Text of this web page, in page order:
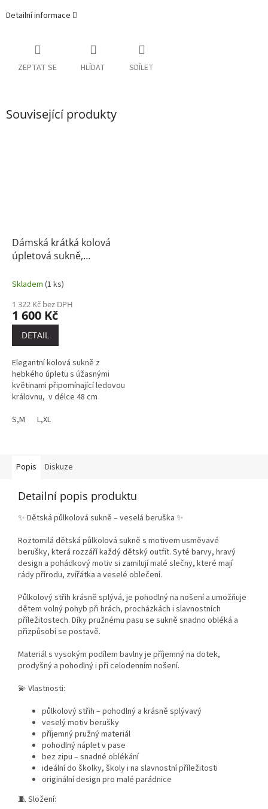
Detailní informace
ZEPTAT SE HLÍDAT SDÍLET
Související produkty
Dámská krátká kolová
úpletová sukně,
Skladem (1 ks)
1 322 Kč bez DPH
1 600 Kč
DETAIL
Elegantní kolová sukně z
hebkého úpletu s úžasnými
květinami připomínající ledovou
královnu, v délce 48 cm
S,M
L,XL
Popis Diskuze
Detailní popis produktu
✨ Dětská půlkolová sukně – veselá beruška ✨
Roztomilá dětská půlkolová sukně s motivem usměvavé
berušky, která rozzáří každý dětský outfit. Syté barvy, hravý
design a pohádkový motiv si zamilují malé slečny, které mají
rády přírodu, zvířátka a veselé oblečení.
Půlkolový střih krásně splývá, je pohodlný na nošení a umožňuje
dětem volný pohyb při hrách, procházkách i slavnostních
příležitostech. Díky pružnému pasu se sukně snadno obléká a
přizpůsobí se postavě.
Materiál s vysokým podílem bavlny je příjemný na dotek,
prodyšný a pohodlný i při celodenním nošení.
💫 Vlastnosti:
půlkolový střih – pohodlný a krásně splývavý
veselý motiv berušky
příjemný pružný materiál
pohodlný náplet v pase
bez zipu – snadné oblékání
ideální do školky, školy i na slavnostní příležitosti
originální design pro malé parádnice
🧵 Složení: